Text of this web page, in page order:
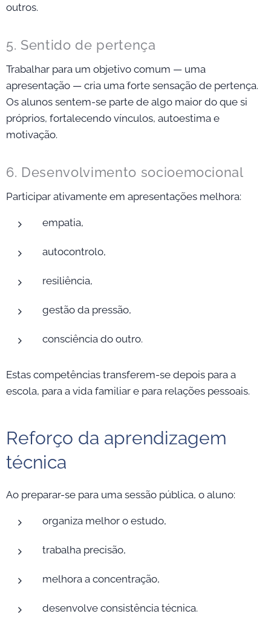
outros.
5. Sentido de pertença
Trabalhar para um objetivo comum — uma
apresentação — cria uma forte sensação de pertença.
Os alunos sentem-se parte de algo maior do que si
próprios, fortalecendo vínculos, autoestima e
motivação.
6. Desenvolvimento socioemocional
Participar ativamente em apresentações melhora:
empatia,
autocontrolo,
resiliência,
gestão da pressão,
consciência do outro.
Estas competências transferem-se depois para a
escola, para a vida familiar e para relações pessoais.
Reforço da aprendizagem
técnica
Ao preparar-se para uma sessão pública, o aluno:
organiza melhor o estudo,
trabalha precisão,
melhora a concentração,
desenvolve consistência técnica.